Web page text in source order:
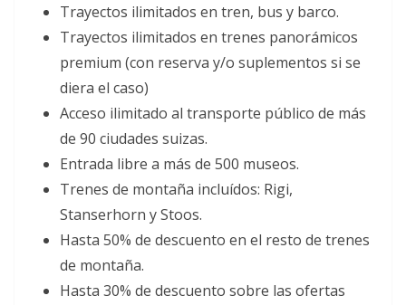
Trayectos ilimitados en tren, bus y barco.
Trayectos ilimitados en trenes panorámicos
premium (con reserva y/o suplementos si se
diera el caso)
Acceso ilimitado al transporte público de más
de 90 ciudades suizas.
Entrada libre a más de 500 museos.
Trenes de montaña incluídos: Rigi,
Stanserhorn y Stoos.
Hasta 50% de descuento en el resto de trenes
de montaña.
Hasta 30% de descuento sobre las ofertas